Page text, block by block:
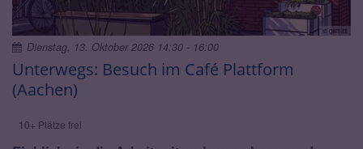
© gemini
Unterwegs: Besuch im Café Plattform
(Aachen)
10+ Plätze frei
Dienstag, 13. Oktober 2026 14:30 - 16:00